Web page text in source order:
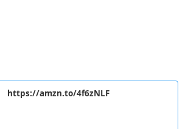
https://amzn.to/4f6zNLF